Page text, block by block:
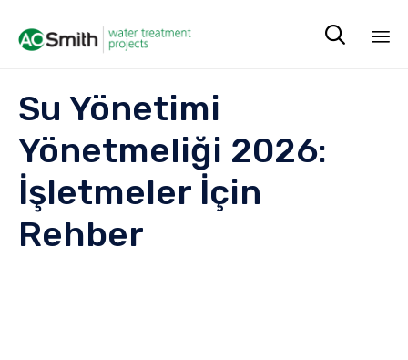

Su Yönetimi
Yönetmeliği 2026:
İşletmeler İçin
Rehber